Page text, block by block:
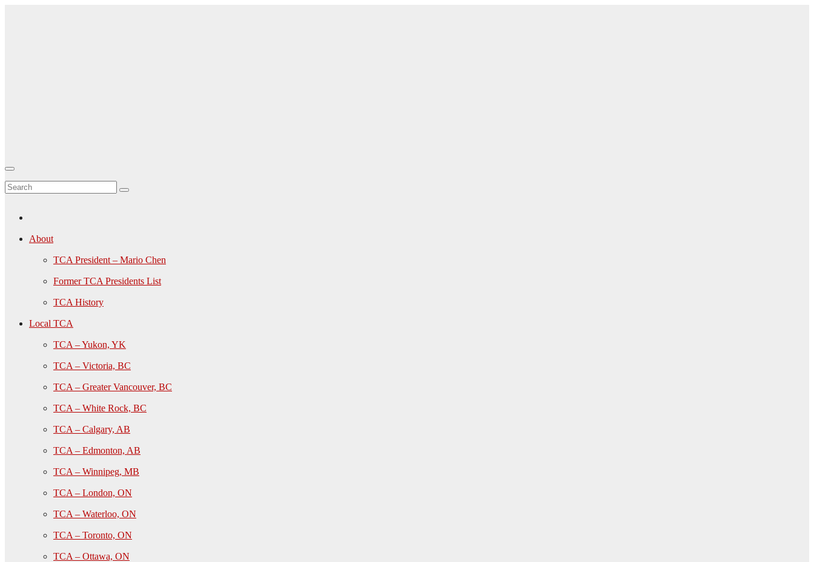
About
TCA President – Mario Chen
Former TCA Presidents List
TCA History
Local TCA
TCA – Yukon, YK
TCA – Victoria, BC
TCA – Greater Vancouver, BC
TCA – White Rock, BC
TCA – Calgary, AB
TCA – Edmonton, AB
TCA – Winnipeg, MB
TCA – London, ON
TCA – Waterloo, ON
TCA – Toronto, ON
TCA – Ottawa, ON